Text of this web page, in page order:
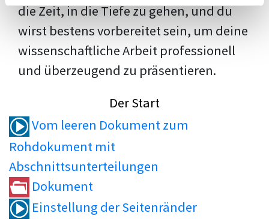
die Zeit, in die Tiefe zu gehen, und du
wirst bestens vorbereitet sein, um deine
wissenschaftliche Arbeit professionell
und überzeugend zu präsentieren.
Der Start
Vom leeren Dokument zum
Rohdokument mit
Abschnittsunterteilungen
Dokument
Einstellung der Seitenränder